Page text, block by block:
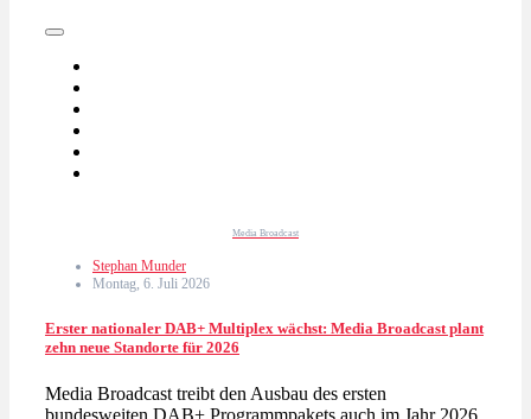
Media Broadcast
Stephan Munder
Montag, 6. Juli 2026
Erster nationaler DAB+ Multiplex wächst: Media Broadcast plant
zehn neue Standorte für 2026
Media Broadcast treibt den Ausbau des ersten